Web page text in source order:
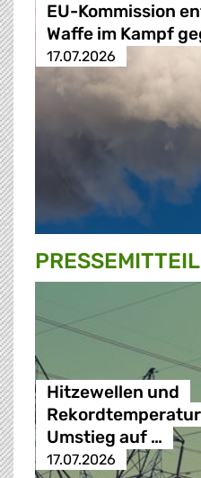
EU-Kommission
Waffe im Kampf
17.07.2026
Hitzewellen und
Umstieg auf …
17.07.2026